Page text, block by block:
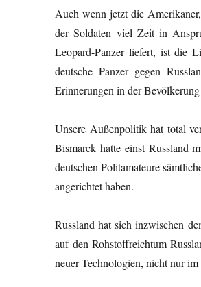
Auch wenn jetzt die
der Soldaten viel Zeit in
Leopard-Panzer liefert, ist die
deutsche Panzer gegen
Erinnerungen in der
Unsere Außenpolitik hat total
Bismarck hatte einst Russland
deutschen Politamateure
angerichtet haben.
Russland hat sich inzwischen
auf den Rohstoffreichtum
neuer Technologien, nicht nur im